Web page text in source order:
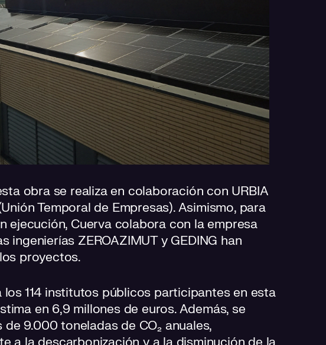
obra se realiza en colaboración con URBIA
Temporal de Empresas). Asimismo, para
ejecución, Cuerva colabora con la empresa
ingenierías ZEROAZIMUT y GEDING han
proyectos.
114 institutos públicos participantes en esta
en 6,9 millones de euros. Además, se
9.000 toneladas de CO₂ anuales,